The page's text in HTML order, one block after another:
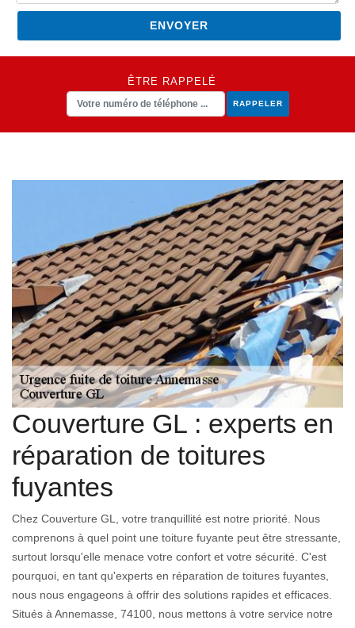
ÊTRE RAPPELÉ
Couverture GL : experts en
réparation de toitures
fuyantes
Chez Couverture GL, votre tranquillité est notre priorité. Nous
comprenons à quel point une toiture fuyante peut être stressante,
surtout lorsqu'elle menace votre confort et votre sécurité. C'est
pourquoi, en tant qu'experts en réparation de toitures fuyantes,
nous nous engageons à offrir des solutions rapides et efficaces.
Situés à Annemasse, 74100, nous mettons à votre service notre